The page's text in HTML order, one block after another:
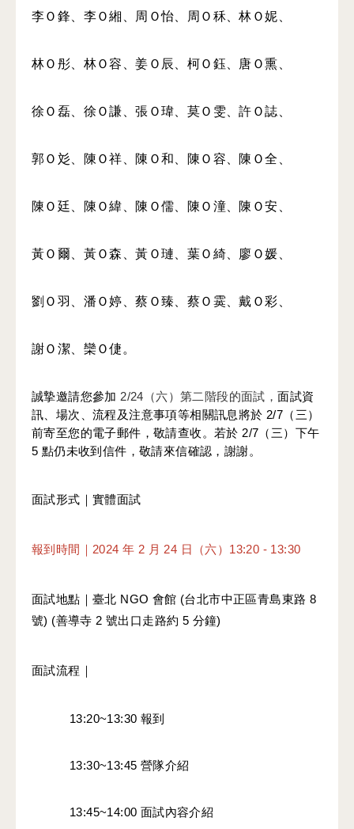
李Ｏ鋒、李Ｏ緗、周Ｏ怡、周Ｏ秝、林Ｏ妮、
林Ｏ彤、林Ｏ容、姜Ｏ辰、柯Ｏ鈺、唐Ｏ熏、
徐Ｏ磊、徐Ｏ謙、張Ｏ瑋、莫Ｏ雯、許Ｏ誌、
郭Ｏ彣、陳Ｏ祥、陳Ｏ和、陳Ｏ容、陳Ｏ全、
陳Ｏ廷、陳Ｏ緯、陳Ｏ儒、陳Ｏ潼、陳Ｏ安、
黃Ｏ爾、黃Ｏ森、黃Ｏ璉、葉Ｏ綺、廖Ｏ媛、
劉Ｏ羽、潘Ｏ婷、蔡Ｏ臻、蔡Ｏ霙、戴Ｏ彩、
謝Ｏ潔、欒Ｏ倢。
誠摯邀請您參加 2/24（六）第二階段的面試，面試資
訊、場次、流程及注意事項等相關訊息將於 2/7（三）
前寄至您的電子郵件，敬請查收。若於 2/7（三）下午
5 點仍未收到信件，敬請來信確認，謝謝。
面試形式｜實體面試
報到時間｜2024 年 2 月 24 日（六）13:20 - 13:30
面試地點｜臺北 NGO 會館 (台北市中正區青島東路 8
號) (善導寺 2 號出口走路約 5 分鐘)
面試流程｜
13:20~13:30 報到
13:30~13:45 營隊介紹
13:45~14:00 面試內容介紹